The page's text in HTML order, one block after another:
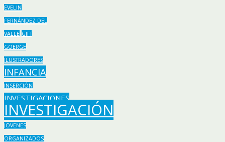
EVELIN
FERNÁNDEZ DEL
VALLE GIFI
GOERGE
ILUSTRADORES
INFANCIA
INSERCIÓN
INVESTIGACIONES
INVESTIGACIÓN
JOVENES
ORGANIZADOS